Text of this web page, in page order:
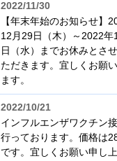
2022/11/30
【年末年始のお知らせ】
12月29日（木）～2022年
日（水）までお休みとさ
ただきます。宜しくお願
ます。
2022/10/21
インフルエンザワクチン
行っております。価格は
です。宜しくお願い申し